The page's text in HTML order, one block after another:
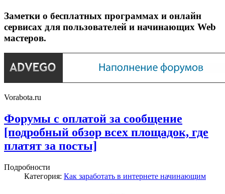
Заметки о бесплатных программах и онлайн
сервисах для пользователей и начинающих Web
мастеров.
Vorabota.ru
Форумы с оплатой за сообщение
[подробный обзор всех площадок, где
платят за посты]
Подробности
Категория: Как заработать в интернете начинающим